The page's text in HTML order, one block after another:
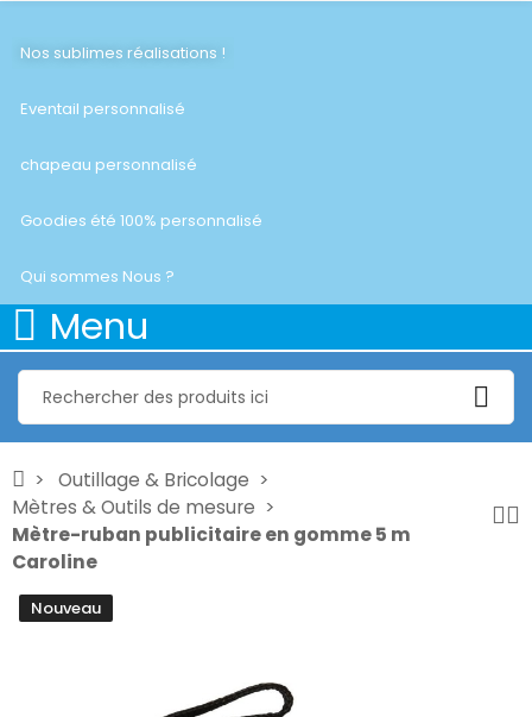
Nos sublimes réalisations !
Eventail personnalisé
chapeau personnalisé
Goodies été 100% personnalisé
Qui sommes Nous ?
Menu
Outillage & Bricolage
Mètres & Outils de mesure
Mètre-ruban publicitaire en gomme 5 m
Caroline
Nouveau